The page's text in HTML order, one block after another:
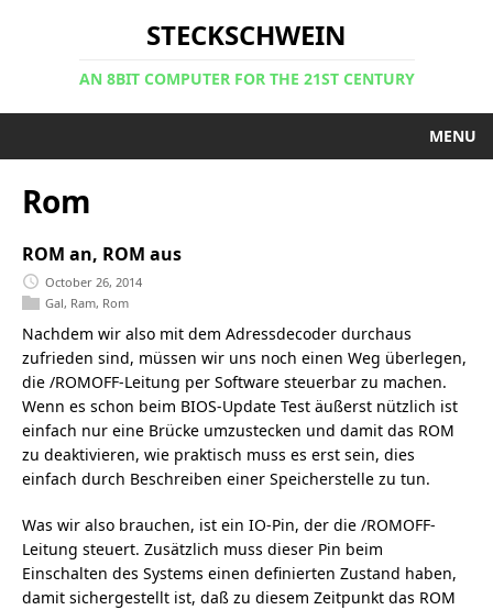
STECKSCHWEIN
AN 8BIT COMPUTER FOR THE 21ST CENTURY
MENU
Rom
ROM an, ROM aus
October 26, 2014
Gal, Ram, Rom
Nachdem wir also mit dem Adressdecoder durchaus
zufrieden sind, müssen wir uns noch einen Weg überlegen,
die /ROMOFF-Leitung per Software steuerbar zu machen.
Wenn es schon beim BIOS-Update Test äußerst nützlich ist
einfach nur eine Brücke umzustecken und damit das ROM
zu deaktivieren, wie praktisch muss es erst sein, dies
einfach durch Beschreiben einer Speicherstelle zu tun.
Was wir also brauchen, ist ein IO-Pin, der die /ROMOFF-
Leitung steuert. Zusätzlich muss dieser Pin beim
Einschalten des Systems einen definierten Zustand haben,
damit sichergestellt ist, daß zu diesem Zeitpunkt das ROM